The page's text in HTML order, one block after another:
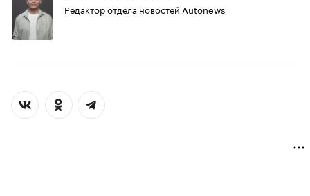
Редактор отдела новостей Autonews